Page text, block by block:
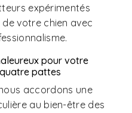
expérimentés
votre chien avec
pour votre
pattes
accordons une
au bien-être des